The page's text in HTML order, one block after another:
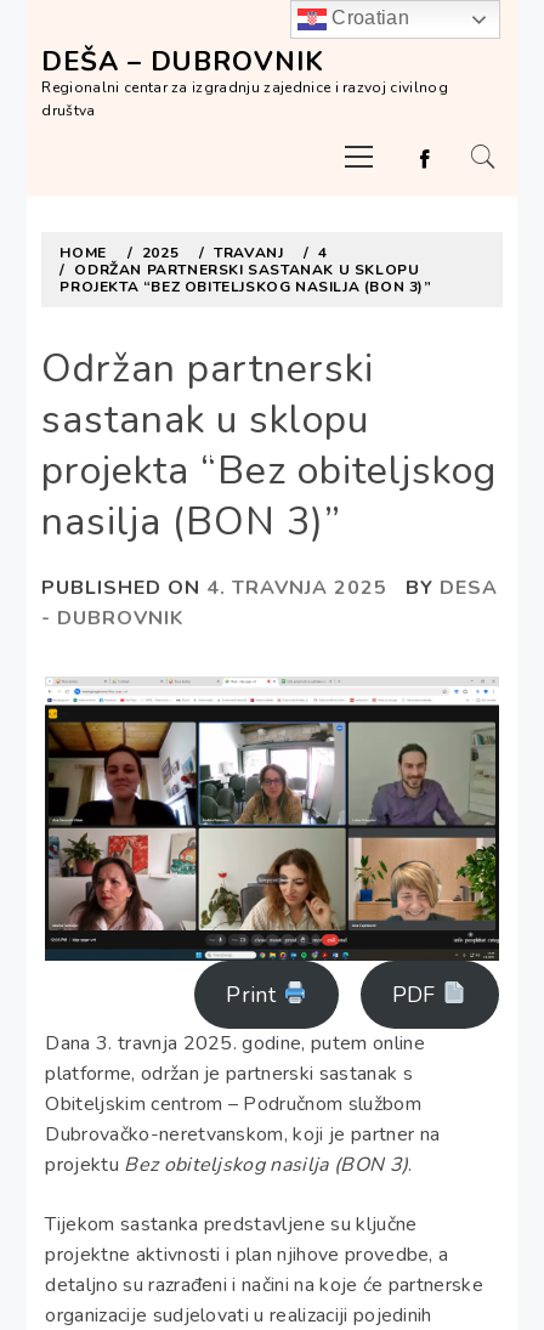
content
DEŠA – DUBROVNIK
Regionalni centar za izgradnju zajednice i razvoj civilnog
društva
Menu
HOME 2025 TRAVANJ
4
ODRŽAN PARTNERSKI SASTANAK U SKLOPU
PROJEKTA “BEZ OBITELJSKOG NASILJA (BON 3)”
Održan partnerski
sastanak u sklopu
projekta “Bez obiteljskog
nasilja (BON 3)”
PUBLISHED ON 4. TRAVNJA 2025 BY DESA
- DUBROVNIK
Print PDF
Dana 3. travnja 2025. godine, putem online
platforme, održan je partnerski sastanak s
Obiteljskim centrom – Područnom službom
Dubrovačko-neretvanskom, koji je partner na
projektu Bez obiteljskog nasilja (BON 3).
Tijekom sastanka predstavljene su ključne
projektne aktivnosti i plan njihove provedbe, a
detaljno su razrađeni i načini na koje će partnerske
organizacije sudjelovati u realizaciji pojedinih
Croatian